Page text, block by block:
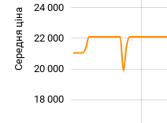
Середня ціна 16 000
18 000
20 000
22 000
24 000